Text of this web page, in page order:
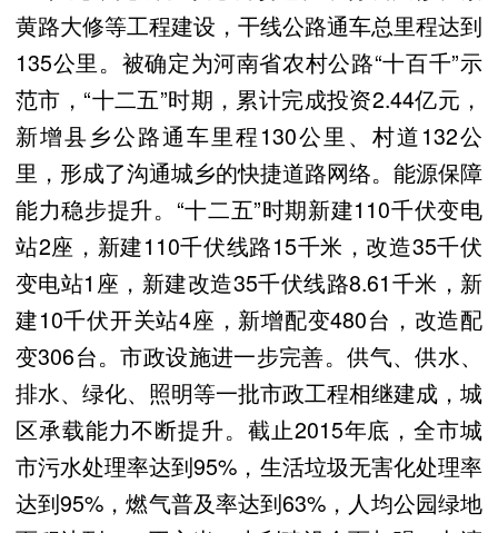
黄路大修等工程建设，干线公路通车总里程达到
135公里。被确定为河南省农村公路“十百千”示
范市，“十二五”时期，累计完成投资2.44亿元，
新增县乡公路通车里程130公里、村道132公
里，形成了沟通城乡的快捷道路网络。能源保障
能力稳步提升。“十二五”时期新建110千伏变电
站2座，新建110千伏线路15千米，改造35千伏
变电站1座，新建改造35千伏线路8.61千米，新
建10千伏开关站4座，新增配变480台，改造配
变306台。市政设施进一步完善。供气、供水、
排水、绿化、照明等一批市政工程相继建成，城
区承载能力不断提升。截止2015年底，全市城
市污水处理率达到95%，生活垃圾无害化处理率
达到95%，燃气普及率达到63%，人均公园绿地